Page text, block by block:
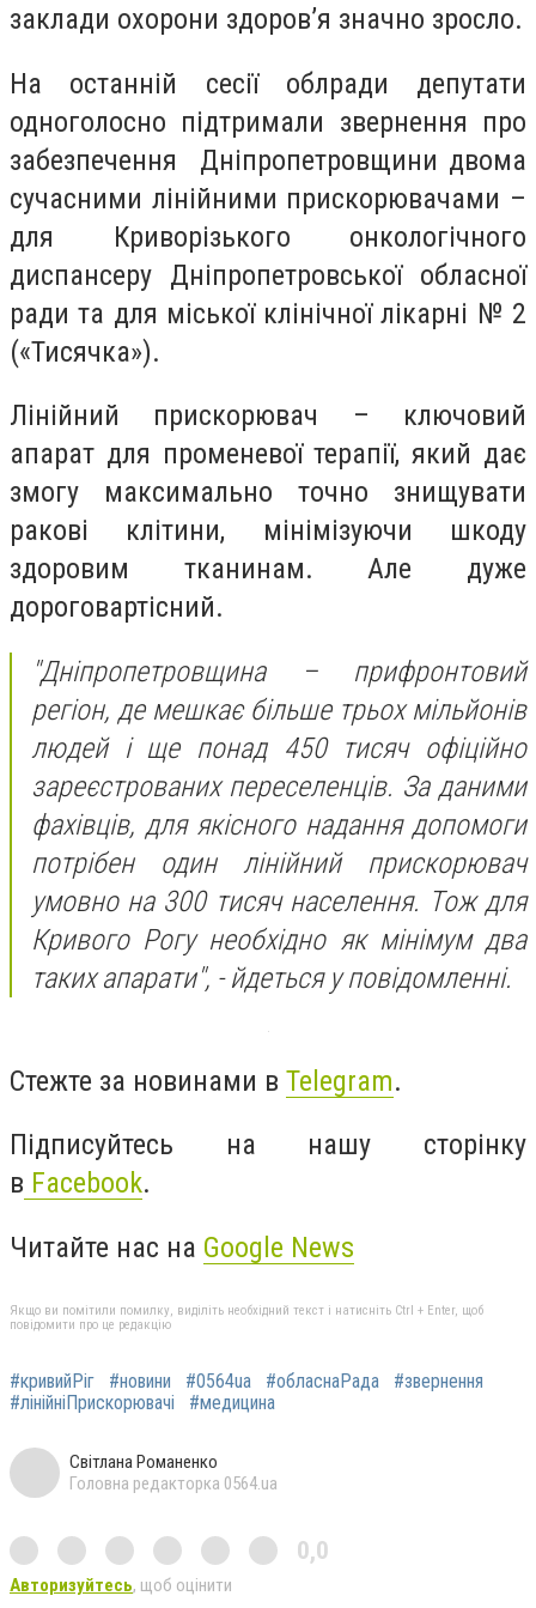
заклади охорони здоров’я значно зросло.
На останній сесії облради депутати
одноголосно підтримали звернення про
забезпечення Дніпропетровщини двома
сучасними лінійними прискорювачами –
для Криворізького онкологічного
диспансеру Дніпропетровської обласної
ради та для міської клінічної лікарні № 2
(«Тисячка»).
Лінійний прискорювач – ключовий
апарат для променевої терапії, який дає
змогу максимально точно знищувати
ракові клітини, мінімізуючи шкоду
здоровим тканинам. Але дуже
дороговартісний.
"Дніпропетровщина – прифронтовий
регіон, де мешкає більше трьох мільйонів
людей і ще понад 450 тисяч офіційно
зареєстрованих переселенців. За даними
фахівців, для якісного надання допомоги
потрібен один лінійний прискорювач
умовно на 300 тисяч населення. Тож для
Кривого Рогу необхідно як мінімум два
таких апарати", - йдеться у повідомленні.
Стежте за новинами в Telegram.
Підписуйтесь на нашу сторінку
в Facebook.
Читайте нас на Google News
Якщо ви помітили помилку, виділіть необхідний текст і натисніть Ctrl + Enter, щоб
повідомити про це редакцію
#кривийРіг #новини #0564ua #обласнаРада
#звернення
#лінійніПрискорювачі
#медицина
Світлана Романенко
Головна редакторка 0564.ua
0,0
Авторизуйтесь, щоб оцінити